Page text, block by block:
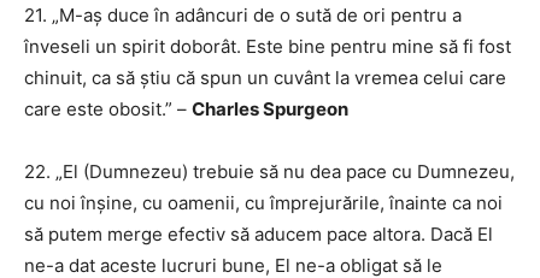
21. „M-aș duce în adâncuri de o sută de ori pentru a
înveseli un spirit doborât. Este bine pentru mine să fi fost
chinuit, ca să știu că spun un cuvânt la vremea celui care
care este obosit.” – Charles Spurgeon
22. „El (Dumnezeu) trebuie să nu dea pace cu Dumnezeu,
cu noi înșine, cu oamenii, cu împrejurările, înainte ca noi
să putem merge efectiv să aducem pace altora. Dacă El
ne-a dat aceste lucruri bune, El ne-a obligat să le